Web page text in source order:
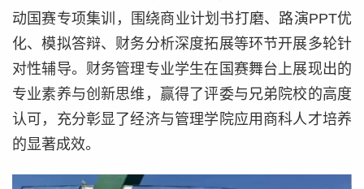
动国赛专项集训，围绕商业计划书打磨、路演PPT优
化、模拟答辩、财务分析深度拓展等环节开展多轮针
对性辅导。财务管理专业学生在国赛舞台上展现出的
专业素养与创新思维，赢得了评委与兄弟院校的高度
认可，充分彰显了经济与管理学院应用商科人才培养
的显著成效。